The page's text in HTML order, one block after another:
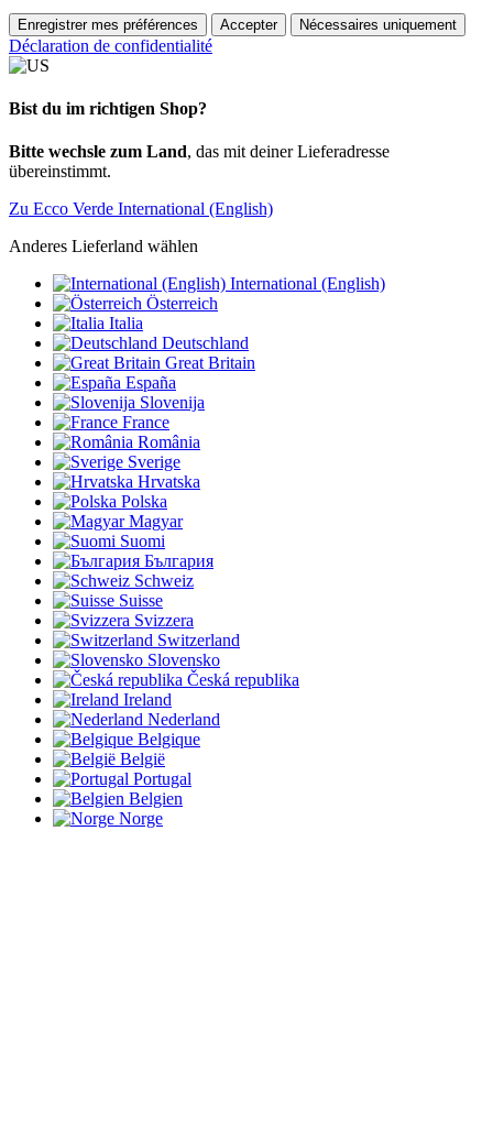
Enregistrer mes préférences Accepter Nécessaires uniquement
Déclaration de confidentialité
Bist du im richtigen Shop?
Bitte wechsle zum Land, das mit deiner Lieferadresse
übereinstimmt.
Zu Ecco Verde International (English)
Anderes Lieferland wählen
International (English)
Österreich
Italia
Deutschland
Great Britain
España
Slovenija
France
România
Sverige
Hrvatska
Polska
Magyar
Suomi
България
Schweiz
Suisse
Svizzera
Switzerland
Slovensko
Česká republika
Ireland
Nederland
Belgique
België
Portugal
Belgien
Norge